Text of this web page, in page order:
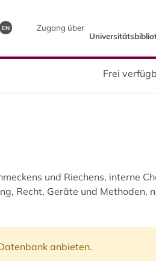
EN
Zugang über
Frei
und Riechens, interne
Recht, Geräte und Methoden,
anbieten.